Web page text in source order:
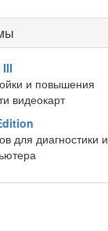
и повышения
видеокарт
для диагностики и